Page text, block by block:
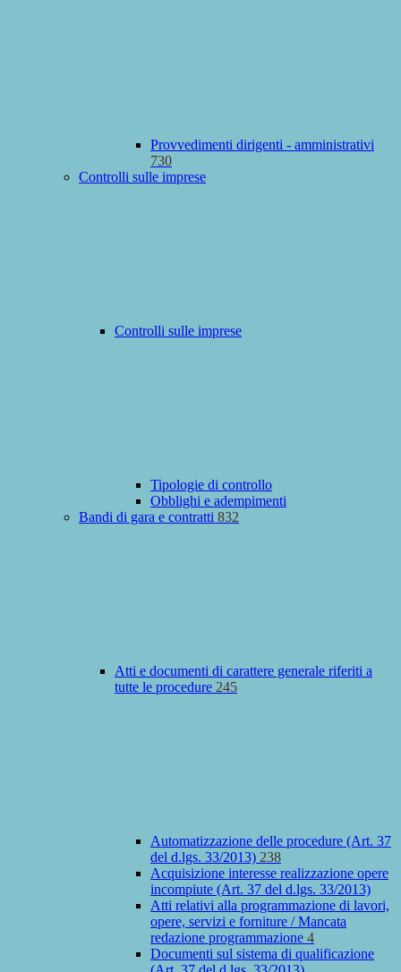
Provvedimenti dirigenti - amministrativi
730
Controlli sulle imprese
Controlli sulle imprese
Tipologie di controllo
Obblighi e adempimenti
Bandi di gara e contratti 832
Atti e documenti di carattere generale riferiti a
tutte le procedure 245
Automatizzazione delle procedure (Art. 37
del d.lgs. 33/2013) 238
Acquisizione interesse realizzazione opere
incompiute (Art. 37 del d.lgs. 33/2013)
Atti relativi alla programmazione di lavori,
opere, servizi e forniture / Mancata
redazione programmazione 4
Documenti sul sistema di qualificazione